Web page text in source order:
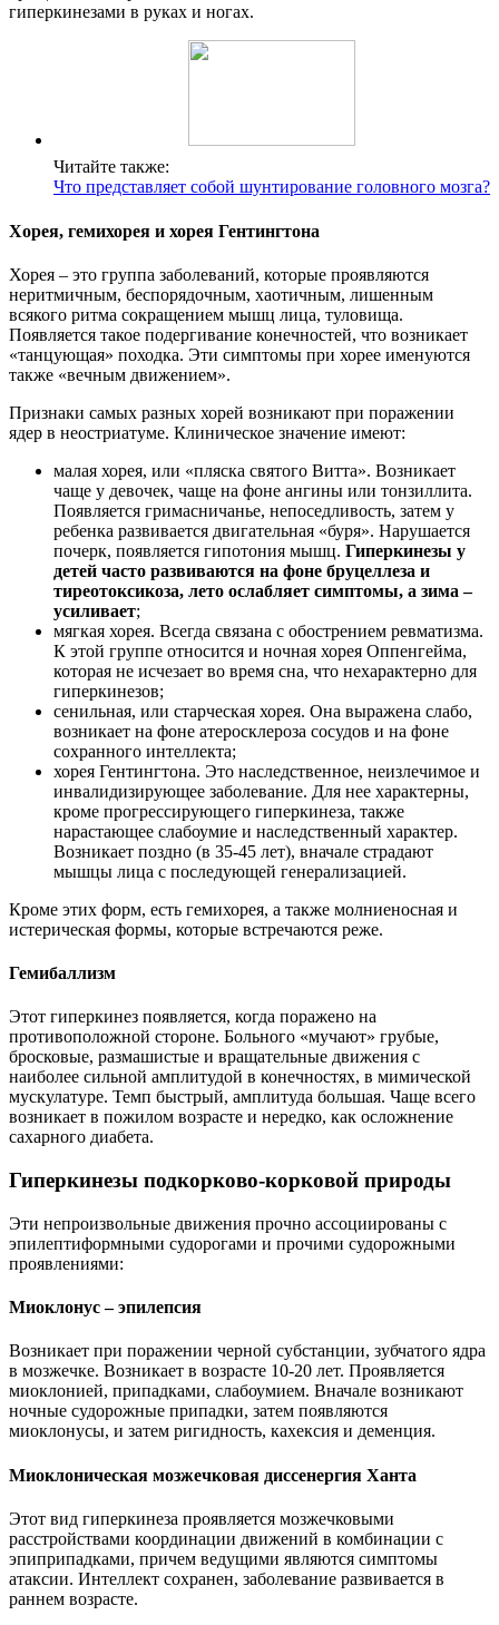
гиперкинезами в руках и ногах.
Читайте также:
Что представляет собой шунтирование головного мозга?
Хорея, гемихорея и хорея Гентингтона
Хорея – это группа заболеваний, которые проявляются
неритмичным, беспорядочным, хаотичным, лишенным
всякого ритма сокращением мышц лица, туловища.
Появляется такое подергивание конечностей, что возникает
«танцующая» походка. Эти симптомы при хорее именуются
также «вечным движением».
Признаки самых разных хорей возникают при поражении
ядер в неостриатуме. Клиническое значение имеют:
малая хорея, или «пляска святого Витта». Возникает
чаще у девочек, чаще на фоне ангины или тонзиллита.
Появляется гримасничанье, непоседливость, затем у
ребенка развивается двигательная «буря». Нарушается
почерк, появляется гипотония мышц. Гиперкинезы у
детей часто развиваются на фоне бруцеллеза и
тиреотоксикоза, лето ослабляет симптомы, а зима –
усиливает;
мягкая хорея. Всегда связана с обострением ревматизма.
К этой группе относится и ночная хорея Оппенгейма,
которая не исчезает во время сна, что нехарактерно для
гиперкинезов;
сенильная, или старческая хорея. Она выражена слабо,
возникает на фоне атеросклероза сосудов и на фоне
сохранного интеллекта;
хорея Гентингтона. Это наследственное, неизлечимое и
инвалидизирующее заболевание. Для нее характерны,
кроме прогрессирующего гиперкинеза, также
нарастающее слабоумие и наследственный характер.
Возникает поздно (в 35-45 лет), вначале страдают
мышцы лица с последующей генерализацией.
Кроме этих форм, есть гемихорея, а также молниеносная и
истерическая формы, которые встречаются реже.
Гемибаллизм
Этот гиперкинез появляется, когда поражено на
противоположной стороне. Больного «мучают» грубые,
бросковые, размашистые и вращательные движения с
наиболее сильной амплитудой в конечностях, в мимической
мускулатуре. Темп быстрый, амплитуда большая. Чаще всего
возникает в пожилом возрасте и нередко, как осложнение
сахарного диабета.
Гиперкинезы подкорково-корковой природы
Эти непроизвольные движения прочно ассоциированы с
эпилептиформными судорогами и прочими судорожными
проявлениями:
Миоклонус – эпилепсия
Возникает при поражении черной субстанции, зубчатого ядра
в мозжечке. Возникает в возрасте 10-20 лет. Проявляется
миоклонией, припадками, слабоумием. Вначале возникают
ночные судорожные припадки, затем появляются
миоклонусы, и затем ригидность, кахексия и деменция.
Миоклоническая мозжечковая диссенергия Ханта
Этот вид гиперкинеза проявляется мозжечковыми
расстройствами координации движений в комбинации с
эпиприпадками, причем ведущими являются симптомы
атаксии. Интеллект сохранен, заболевание развивается в
раннем возрасте.